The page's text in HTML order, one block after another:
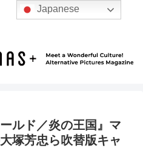
ルド／炎の王国』マ
塚芳忠ら吹替版キャ
Japanese